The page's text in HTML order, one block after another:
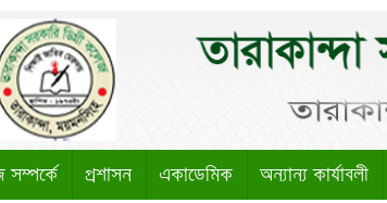
প্রশাসন একাডেমিক অন্যান্য কার্যাবলী